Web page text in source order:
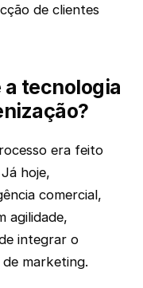
de clientes
a tecnologia
era feito
hoje,
comercial,
agilidade,
integrar o
marketing.